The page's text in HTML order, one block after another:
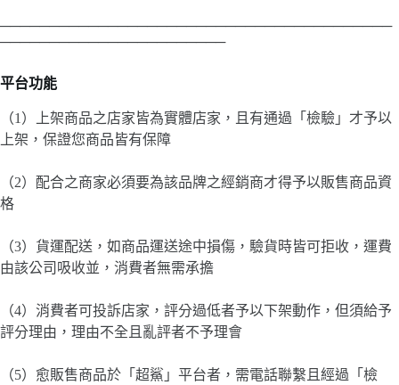
────────────────────────────────────────
───────────────────────
平台功能
（1）上架商品之店家皆為實體店家，且有通過「檢驗」才予以
上架，保證您商品皆有保障
（2）配合之商家必須要為該品牌之經銷商才得予以販售商品資
格
（3）貨運配送，如商品運送途中損傷，驗貨時皆可拒收，運費
由該公司吸收並，消費者無需承擔
（4）消費者可投訴店家，評分過低者予以下架動作，但須給予
評分理由，理由不全且亂評者不予理會
（5）愈販售商品於「超鯊」平台者，需電話聯繫且經過「檢